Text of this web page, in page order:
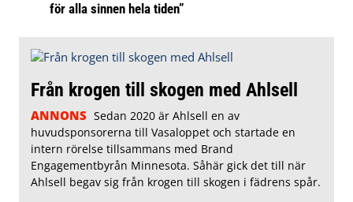
för alla sinnen hela tiden”
Från krogen till skogen med Ahlsell
ANNONS Sedan 2020 är Ahlsell en av
huvudsponsorerna till Vasaloppet och startade en
intern rörelse tillsammans med Brand
Engagementbyrån Minnesota. Såhär gick det till när
Ahlsell begav sig från krogen till skogen i fädrens spår.